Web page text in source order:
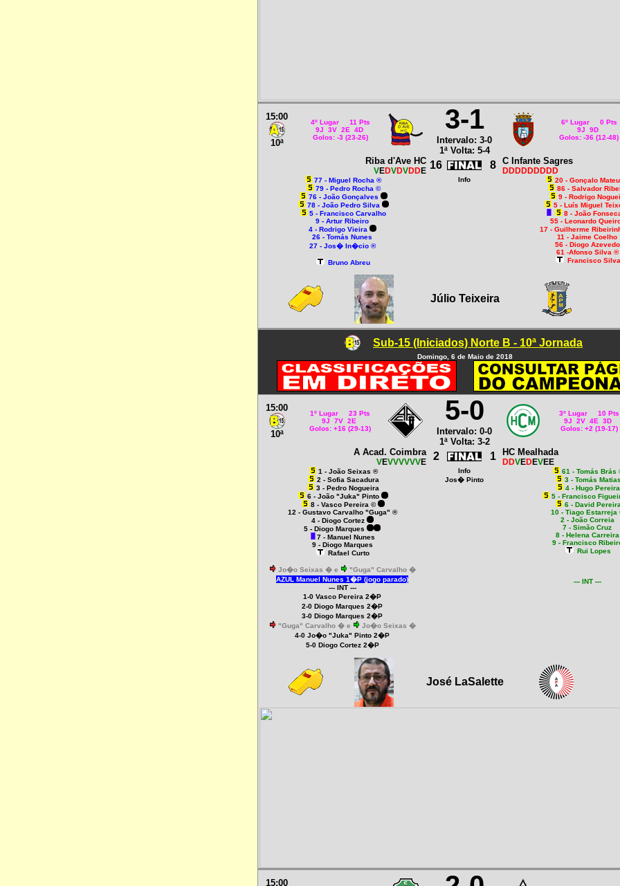
15:00
10ª
4º Lugar 11 Pts
9J 3V 2E 4D
Golos: -3 (23-26)
3-1
Intervalo: 3-0
1ª Volta: 5-4
6º Lugar 0 Pts
9J 9D
Golos: -36 (12-48)
Riba d'Ave HC
VEDVDVDDE 16 8 C Infante Sagres
DDDDDDDDD
77 - Miguel Rocha ®
79 - Pedro Rocha ©
76 - João Gonçalves
78 - João Pedro Silva
5 - Francisco Carvalho
9 - Artur Ribeiro
4 - Rodrigo Vieira
26 - Tomás Nunes
27 - Jos� In�cio ®
Bruno Abreu
Info
20 - Gonçalo
86 - Salvador
9 - Rodrigo
5 - Luís Miguel
8 - João
55 - Leonardo
17 - Guilherme
11 - Jaime Coelho
56 - Diogo Azevedo
61 -Afonso Silva ®
Francisco Silva
Júlio Teixeira
Sub-15 (Iniciados) Norte B - 10ª Jornada
Domingo, 6 de Maio de 2018
15:00
10ª
1º Lugar 23 Pts
9J 7V 2E
Golos: +16 (29-13)
5-0
Intervalo: 0-0
1ª Volta: 3-2
3º Lugar 10 Pts
9J 2V 4E 3D
Golos: +2 (19-17)
A Acad. Coimbra
VEVVVVVVE 2 1 HC Mealhada
DDVEDEVEE
1 - João Seixas ®
2 - Sofia Sacadura
3 - Pedro Nogueira
6 - João "Juka" Pinto
8 - Vasco Pereira ©
12 - Gustavo Carvalho "Guga" ®
4 - Diogo Cortez
5 - Diogo Marques
7 - Manuel Nunes
9 - Diogo Marques
Rafael Curto
Jo�o Seixas � e
"Guga" Carvalho �
AZUL Manuel Nunes 1�P (jogo parado)
--- INT ---
1-0 Vasco Pereira 2�P
2-0 Diogo Marques 2�P
3-0 Diogo Marques 2�P
"Guga" Carvalho � e
Jo�o Seixas �
4-0 Jo�o "Juka" Pinto 2�P
5-0 Diogo Cortez 2�P
Info
Jos� Pinto
61 - Tomás Brás
3 - Tomás Matias
4 - Hugo Pereira
5 - Francisco
6 - David Pereira
10 - Tiago Estarreja
2 - João Correia
7 - Simão Cruz
8 - Helena Carreira
9 - Francisco
Rui Lopes
--- INT ---
José LaSalette
15:00